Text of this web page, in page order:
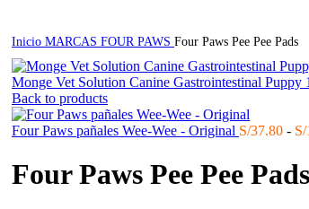
Inicio MARCAS FOUR PAWS Four Paws Pee Pee Pads
Monge Vet Solution Canine Gastrointestinal Puppy
Back to products
Four Paws pañales Wee-Wee - Original S/37.80 - S/
Four Paws Pee Pee Pads